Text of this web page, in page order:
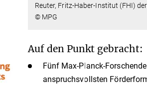
Reuter, Fritz-Haber-Institut (FHI)
© MPG
Auf den Punkt gebracht:
Fünf Max-Planck-
anspruchsvollsten